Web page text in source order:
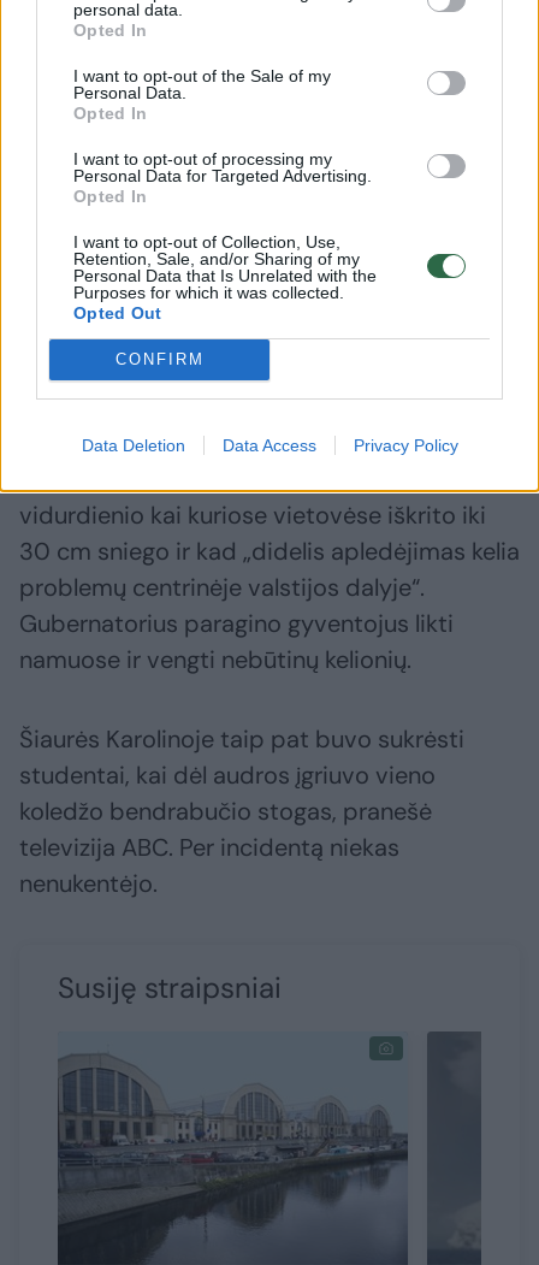
personal data.
Opted In
I want to opt-out of the Sale of my
Personal Data.
Opted In
I want to opt-out of processing my
Personal Data for Targeted Advertising.
Opted In
I want to opt-out of Collection, Use,
Retention, Sale, and/or Sharing of my
Personal Data that Is Unrelated with the
Purposes for which it was collected.
Opted Out
CONFIRM
Data Deletion Data Access Privacy Policy
automobilių susidūrimų ir gedimų.
„Dauguma atvejų buvo apgadintos
pareikalavusius eismo įvykius negauta“, –
nurodė policija.
Anksčiau dėl spūsčių ir keleto nedidelių
avarijų buvo paralyžiuotas eismas svarbioje
magistralėje valstijos pietuose.
Šiaurės Karolinos gubernatorius Roy
vidurdienio kai kuriose vietovėse iškrito iki
30 cm sniego ir kad „didelis apledėjimas kelia
problemų centrinėje valstijos dalyje“.
Gubernatorius paragino gyventojus likti
namuose ir vengti nebūtinų kelionių.
Šiaurės Karolinoje taip pat buvo sukrėsti
studentai, kai dėl audros įgriuvo vieno
koledžo bendrabučio stogas, pranešė
televizija ABC. Per incidentą niekas
nenukentėjo.
Susiję straipsniai